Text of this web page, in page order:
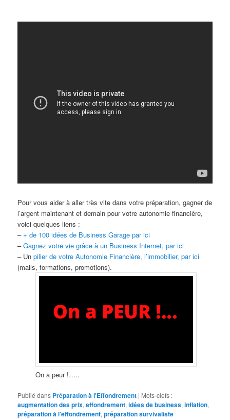
Pour vous aider à aller très vite dans votre préparation, gagner de
l’argent maintenant et demain pour votre autonomie financière,
voici quelques liens :
–+ de 100 idées de Business Garage par ici
–Gagnez votre vie grâce à un Business Internet, par ici
– Unpilier de votre Autonomie Financière, l’immobilier, par ici
(mails, formations, promotions).
On a peur !…..
Publié dans Préparation à l'Effondrement | Mots-clefs :
augmentation des prix,effondrement,idées de business,inflation,
préparation à l'effondrement,préparation survivaliste